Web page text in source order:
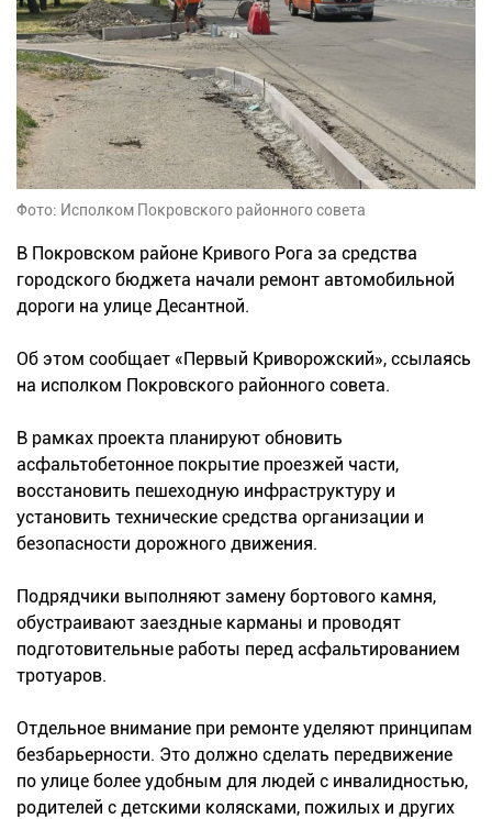
Фото: Исполком Покровского районного совета
В Покровском районе Кривого Рога за средства
городского бюджета начали ремонт автомобильной
дороги на улице Десантной.
Об этом сообщает «Первый Криворожский», ссылаясь
на исполком Покровского районного совета.
В рамках проекта планируют обновить
асфальтобетонное покрытие проезжей части,
восстановить пешеходную инфраструктуру и
установить технические средства организации и
безопасности дорожного движения.
Подрядчики выполняют замену бортового камня,
обустраивают заездные карманы и проводят
подготовительные работы перед асфальтированием
тротуаров.
Отдельное внимание при ремонте уделяют принципам
безбарьерности. Это должно сделать передвижение
по улице более удобным для людей с инвалидностью,
родителей с детскими колясками, пожилых и других